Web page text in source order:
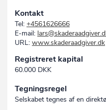
Kontakt
Tel: +4561626666
E-mail:
URL: www.skaderaadgiver.dk
Registreret kapital
60.000 DKK
Tegningsregel
Selskabet tegnes af en